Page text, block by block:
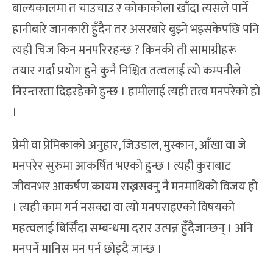
बाल्यकालमा त चाउचाउ र कोकाकोला खाँदा त्यसले पार्ने
हानीबारे जानकारी हुँदैन तर असरबारे बुझ्ने भइसकेपछि पनि
त्यही चिज किन मनपरिरहन्छ ? किनकी ती सामाग्रीहरू
तयार गर्दा प्रयोग हुने कुनै निश्चित तत्वलाई त्यो कम्पनीले
निरन्तरता दिइरहेको हुन्छ । हामीलाई त्यही तत्व मनपरेको हो
।
प्रेमी वा प्रेमिकाको अनुहार, जिउडाल, मुस्कान, आँखा वा जे
मनपरेर सुरुमा आकर्षित भएको हुन्छ । त्यही कुराबाट
जीवनभर आकर्षण कायम राख्नसक्नु नै मनमाथिको विजय हो
। त्यही काम गर्न नसक्दा वा त्यो मनपराइएको विषयको
महत्वलाई बिर्सिँदा सम्बन्धमा दरार उत्पन्न हुँदैजान्छन् । अनि
मनपर्ने मानिस मन पर्न छोड्दै जान्छ ।